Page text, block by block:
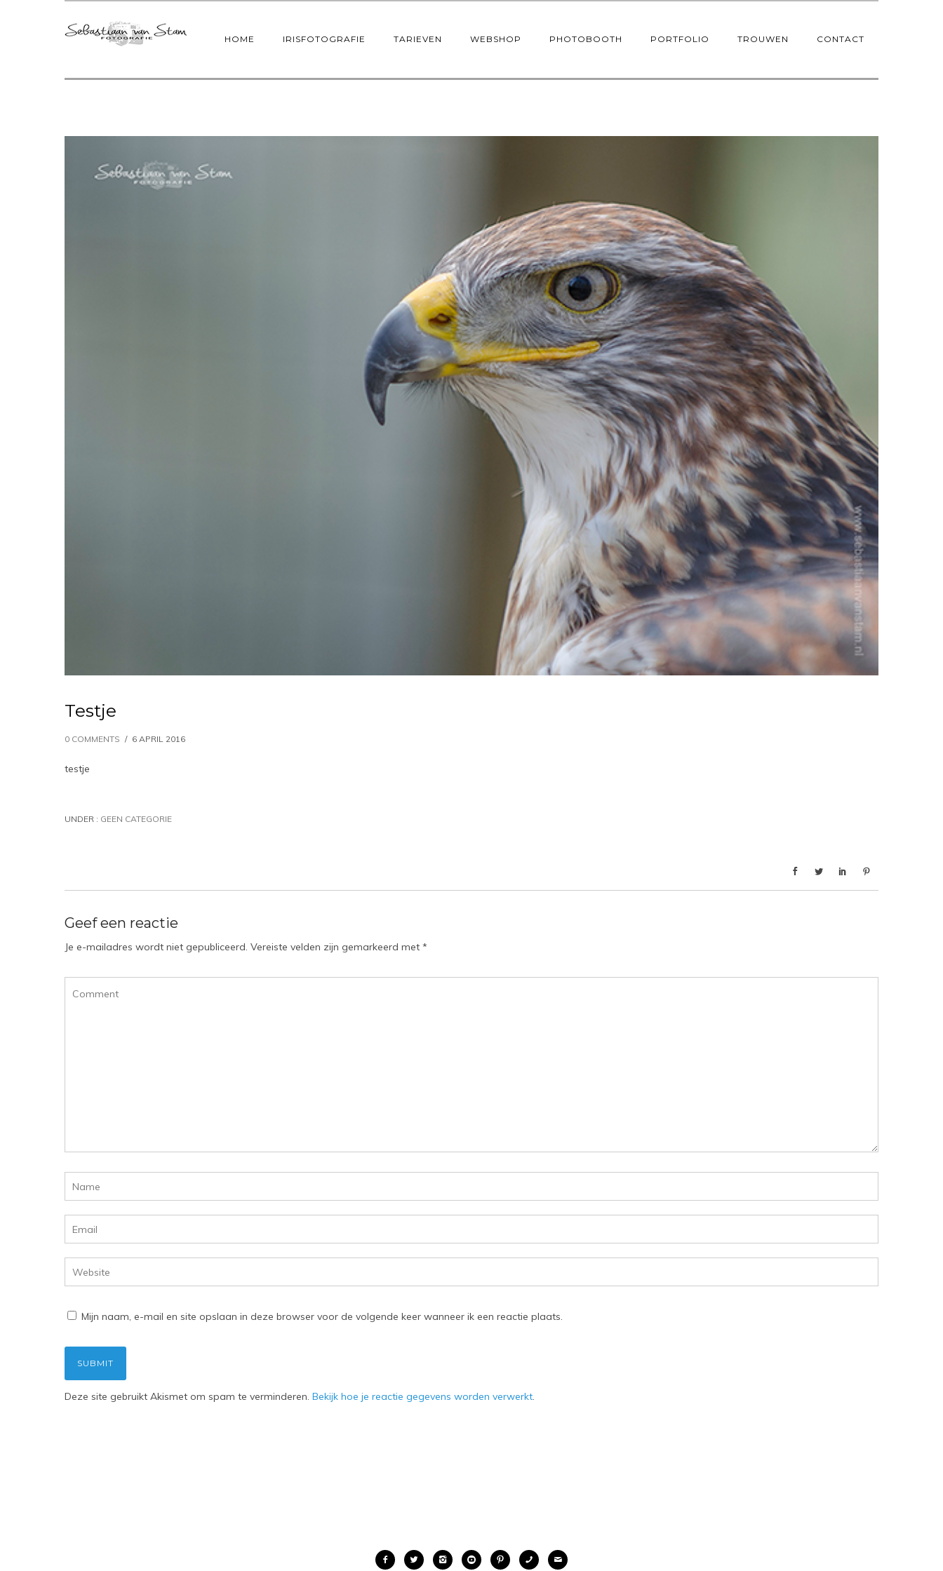
HOME IRISFOTOGRAFIE TARIEVEN WEBSHOP PHOTOBOOTH PORTFOLIO TROUWEN CONTACT
Testje
0 COMMENTS / 6 APRIL 2016
testje
UNDER : GEEN CATEGORIE
Geef een reactie
Je e-mailadres wordt niet gepubliceerd. Vereiste velden zijn gemarkeerd met *
Mijn naam, e-mail en site opslaan in deze browser voor de volgende keer wanneer ik een reactie plaats.
Deze site gebruikt Akismet om spam te verminderen. Bekijk hoe je reactie gegevens worden verwerkt.